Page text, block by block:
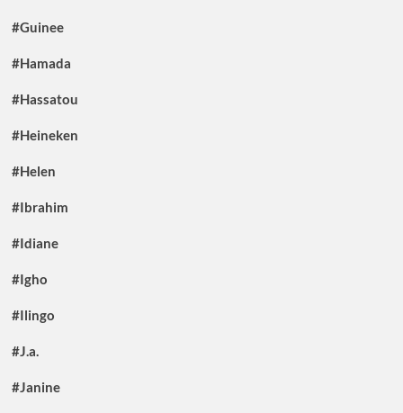
#Guinee
#Hamada
#Hassatou
#Heineken
#Helen
#Ibrahim
#Idiane
#Igho
#Ilingo
#J.a.
#Janine